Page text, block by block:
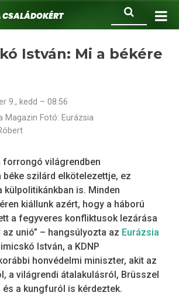
István: Mi a békére
9., kedd – 08:56
Magazin Fotó: Eurázsia
forrongó világrendben
béke szilárd elkötelezettje, ez
külpolitikánkban is. Minden
kiállunk azért, hogy a háború
a fegyveres konfliktusok lezárása
unió” – hangsúlyozta az Eurázsia
István, a KDNP
honvédelmi miniszter, akit az
a világrendi átalakulásról, Brüsszel
a kungfuról is kérdeztek.